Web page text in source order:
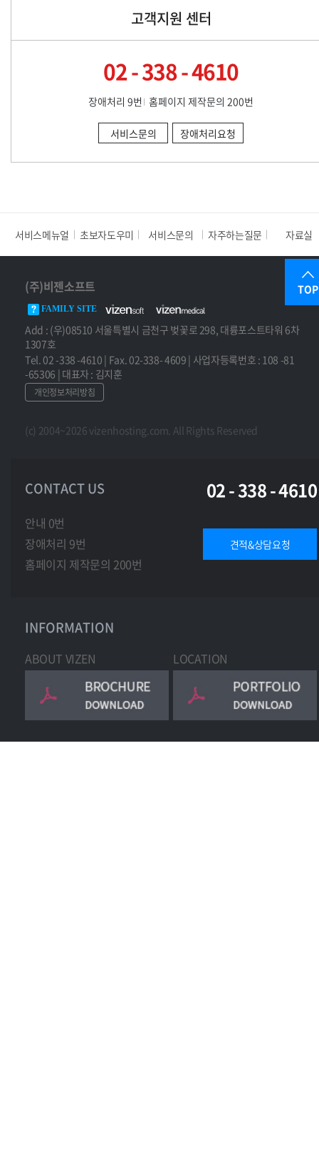
고객지원 센터
02 - 338 - 4610
장애처리 9번 홈페이지 제작문의 200번
서비스문의 장애처리요청
서비스메뉴얼 초보자도우미 서비스문의 자주하는질문 자료실
TOP
(주)비젠소프트
FAMILY SITE
Add : (우)08510 서울특별시 금천구 벚꽃로 298, 대륭포스트타워 6차
1307호
Tel. 02 -338 -4610 | Fax. 02-338- 4609 | 사업자등록번호 : 108 -81
-65306 | 대표자 : 김지훈
개인정보처리방침
(c) 2004~2026 vizenhosting.com. All Rights Reserved
CONTACT US 02 - 338 - 4610
안내 0번
장애처리 9번
홈페이지 제작문의 200번
견적&상담요청
INFORMATION
ABOUT VIZEN LOCATION